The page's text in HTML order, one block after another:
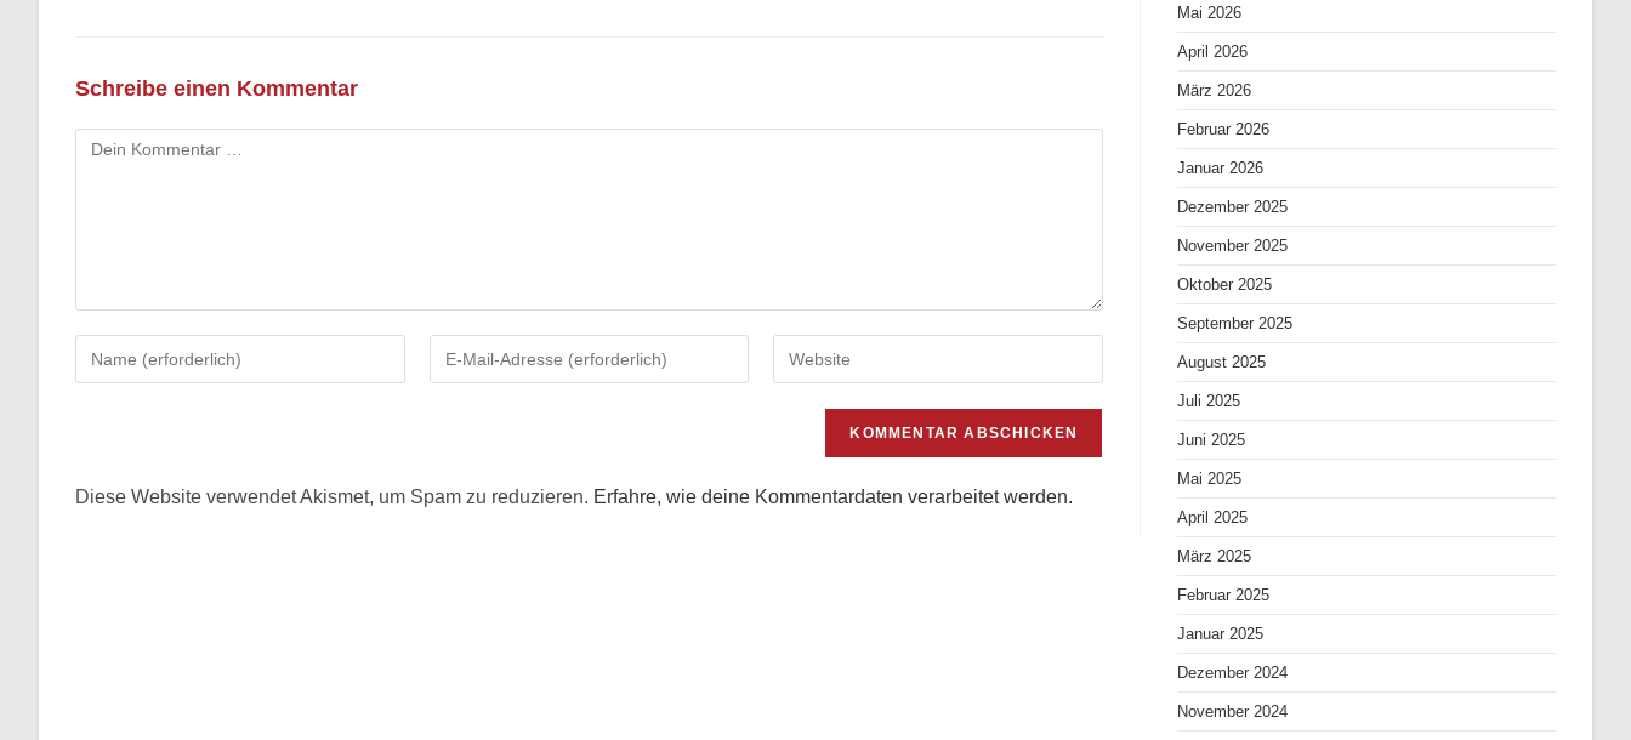
Schreibe einen Kommentar
Kommentar
deinen
Kommentieren
deine
Kommentieren
deine
Diese Website verwendet Akismet, um Spam zu reduzieren. Erfahre, wie deine Kommentardaten verarbeitet werden.
Mai 2026
April 2026
März 2026
Februar 2026
Januar 2026
Dezember 2025
November 2025
Oktober 2025
September 2025
August 2025
Juli 2025
Juni 2025
Mai 2025
April 2025
März 2025
Februar 2025
Januar 2025
Dezember 2024
November 2024